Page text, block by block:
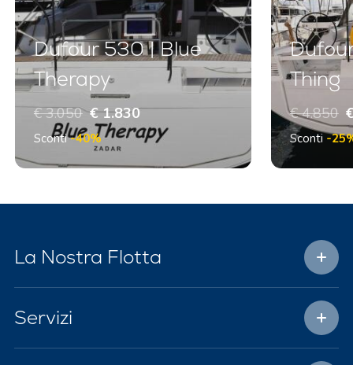
Dufour 530 | Blue
Therapy
€ 3.050 € 1.830
Sconti-40%
Thing
€ 4.850
Sconti -
La Nostra Flotta
Servizi